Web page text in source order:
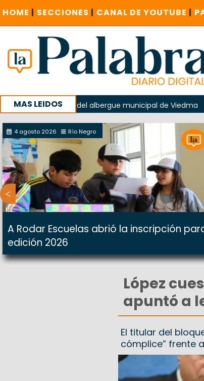
HOME | SECCIONES | CANAL DE YOUTUBE |
MAS LEIDOS
explosión del albergue municipal de Viedma La
con un encuentro provincial en Roca
4 agosto 2026 Río Negro
A Rodar Escuelas abrió la inscripción
edición 2026
López
apuntó a
El titular del
cómplice” frente